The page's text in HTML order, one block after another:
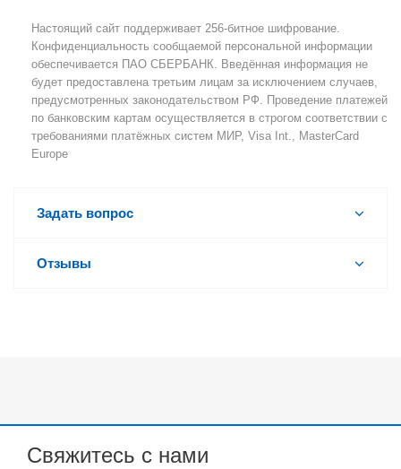
Настоящий сайт поддерживает 256-битное шифрование.
Конфиденциальность сообщаемой персональной информации
обеспечивается ПАО СБЕРБАНК. Введённая информация не
будет предоставлена третьим лицам за исключением случаев,
предусмотренных законодательством РФ. Проведение платежей
по банковским картам осуществляется в строгом соответствии с
требованиями платёжных систем МИР, Visa Int., MasterCard
Europe
Задать вопрос
Отзывы
Свяжитесь с нами